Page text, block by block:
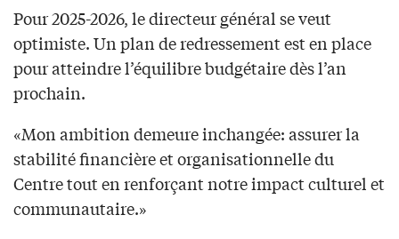
Pour 2025-2026, le directeur général se veut
optimiste. Un plan de redressement est en place
pour atteindre l’équilibre budgétaire dès l’an
prochain.
«Mon ambition demeure inchangée: assurer la
stabilité financière et organisationnelle du
Centre tout en renforçant notre impact culturel et
communautaire.»